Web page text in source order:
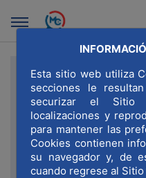
Skip to Main Content
Esta sitio web utiliza
secciones le
securizar el Sitio
localizaciones y
para mantener las
Cookies contienen
su navegador y, de
cuando regrese al Sitio
Registration
35
Indicates